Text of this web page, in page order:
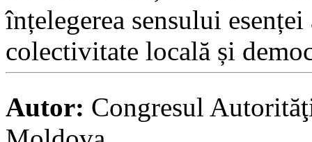
înțelegerea sensului esenței
colectivitate locală și
Autor: Congresul